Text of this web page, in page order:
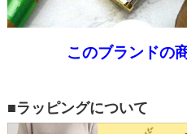
このブランドの
■ラッピングについて